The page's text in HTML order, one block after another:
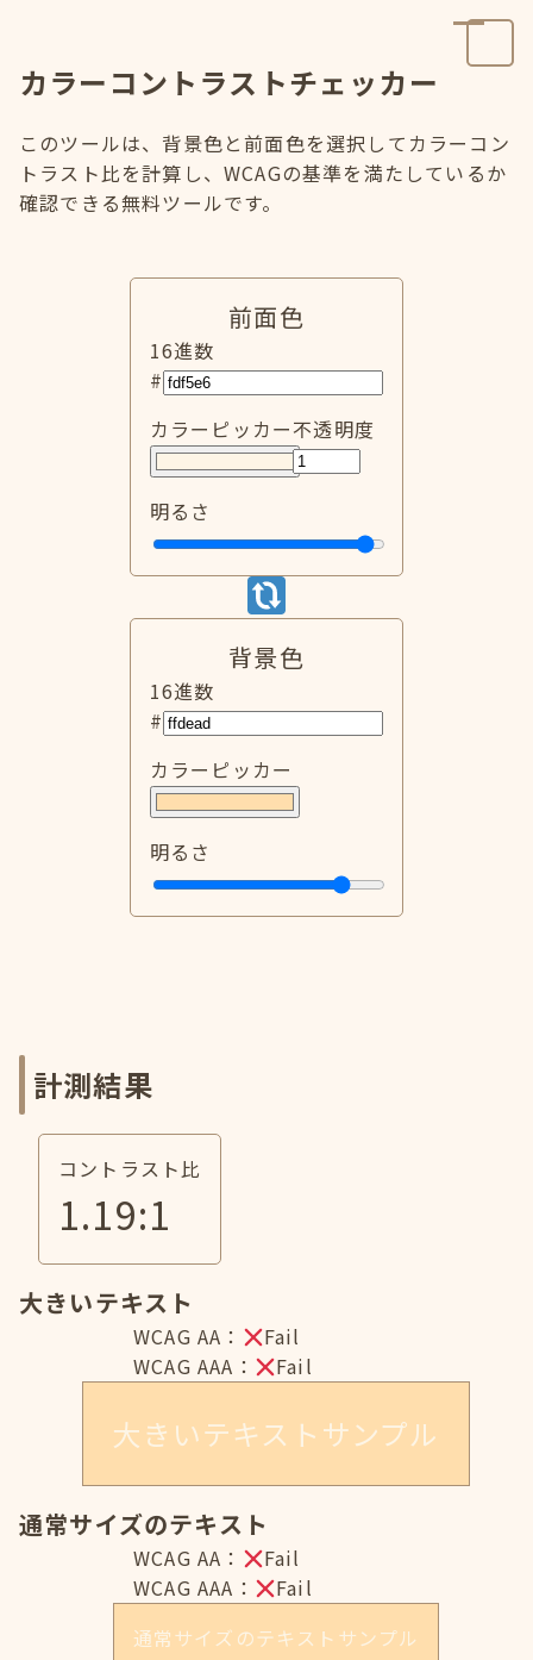
カラーコントラストチェッカー
このツールは、背景色と前面色を選択してカラーコン
トラスト比を計算し、WCAGの基準を満たしているか
確認できる無料ツールです。
前面色
16進数
#
カラーピッカー不透明度
明るさ
背景色
16進数
#
カラーピッカー
明るさ
計測結果
コントラスト比
1.19:1
大きいテキスト
WCAG AA：
Fail
WCAG AAA：
Fail
大きいテキストサンプル
通常サイズのテキスト
WCAG AA：
Fail
WCAG AAA：
Fail
通常サイズのテキストサンプル